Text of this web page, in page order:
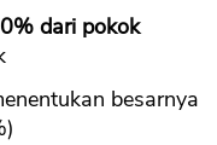
dari pokok
besarnya